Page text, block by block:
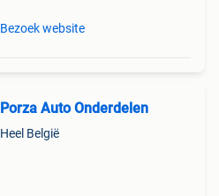
Bezoek website
Porza Auto Onderdelen
Heel België